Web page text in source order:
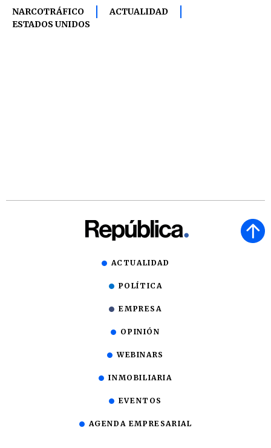
NARCOTRÁFICO
ACTUALIDAD
ESTADOS UNIDOS
ACTUALIDAD
POLÍTICA
EMPRESA
OPINIÓN
WEBINARS
INMOBILIARIA
EVENTOS
AGENDA EMPRESARIAL